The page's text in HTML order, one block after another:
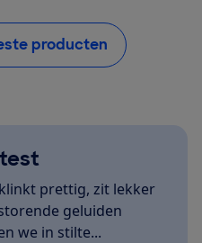
producten
prettig, zit lekker
geluiden
we in stilte...